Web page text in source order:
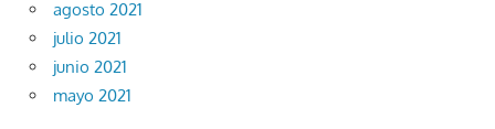
agosto 2021
julio 2021
junio 2021
mayo 2021